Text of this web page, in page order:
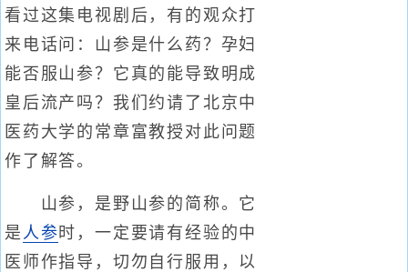
看过这集电视剧后，有的观众打
来电话问：山参是什么药？孕妇
能否服山参？它真的能导致明成
皇后流产吗？我们约请了北京中
医药大学的常章富教授对此问题
作了解答。
山参，是野山参的简称。它
是 人参时，一定要请有经验的中
医师作指导，切勿自行服用，以